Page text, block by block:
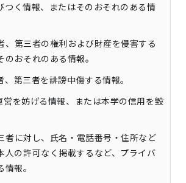
つく情報、またはそのおそれのある情
、第三者の権利および財産を侵害する
おそれのある情報。
第三者を誹謗中傷する情報。
営を妨げる情報、または本学の信用を毀
者に対し、氏名・電話番号・住所など
人の許可なく掲載するなど、プライバ
報。